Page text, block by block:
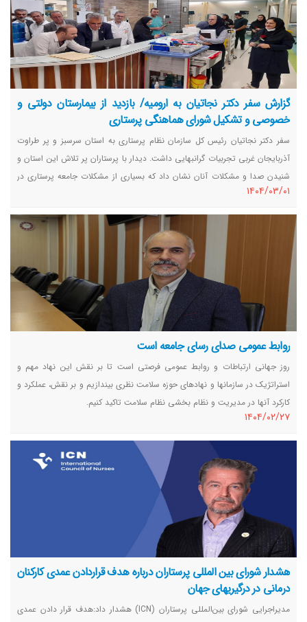
گزارش سفر دکتر نجاتیان به ارومیه/ بازدید از بیمارستان دولتی و
خصوصی و تشکیل شورای هماهنگی پرستاری
سفر دکتر نجاتیان رئیس کل سازمان نظام پرستاری به استان سرسبز و پر طراوت
آذربایجان غربی تجربیات گرانبهایی داشت. دیدار با پرستاران پر تلاش این استان و
شنیدن صدا و مشکلات آنان نشان داد که بسیاری از مشکلات جامعه پرستاری در
ایران مشترک است و البته هر دیاری مسائل خاص خود را هم دارد.
١٤٠٤/٠٣/٠١
روابط عمومی صدای رسای جامعه است
روز جهانی ارتباطات و روابط عمومی فرصتی است تا بر نقش این نهاد مهم و
استراتژیک در سازمانها و نهادهای حوزه سلامت نظری بیندازیم و بر نقش، عملکرد و
کارکرد آنها در مدیریت و نظام بخشی نظام سلامت تاکید کنیم.
١٤٠٤/٠٢/٢٧
هشدار شورای بین المللی پرستاران درباره هدف قراردادن عمدی کارکنان
درمانی در درگیریهای جهان
مدیراجرایی شورای بین‌المللی پرستاران (ICN) هشدار داد:هدف قرار دادن عمدی